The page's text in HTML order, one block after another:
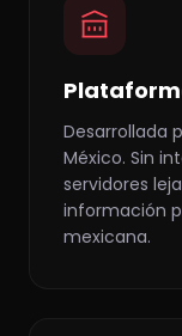
Desarrollada
México. Sin
servidores
información
mexicana.